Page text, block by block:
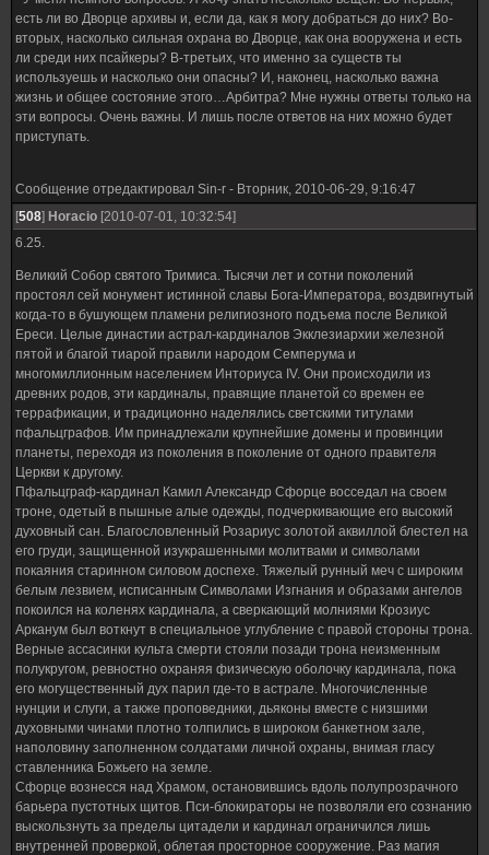
телепортация исчерпает всю силу кольца, и тебе придётся как можно быстрее
зарядить его вновь, до этого момента ты будешь полностью виден в варпе и тут
я ничем тебе помочь не смогу.
Для успеха твоей миссии, я отвлеку внимание инквизиторов с помощью кое
кого, скажем так экзотических существ. Пока большая часть дворца будет
занята ими, ты сможешь выполнить задания, но учти, эти существа не делят на
своих и чужих, и при встрече могут атаковать тебя. Еще учти, что единственный
иначе ничего не получитcя.
Итак.....Я всё сказал
Если у тебя есть вопросы касающиеся этой миссии, задавай их прямо сейчас,
Фигура застыла, вперившись в Дериора незримыми глазами
есть ли во Дворце архивы и, если да, как я могу добраться до них? Во-
вторых, насколько сильная охрана во Дворце, как она вооружена и есть
ли среди них псайкеры? В-третьих, что именно за существ ты
используешь и насколько они опасны? И, наконец, насколько важна
жизнь и общее состояние этого…Арбитра? Мне нужны ответы только на
эти вопросы. Очень важны. И лишь после ответов на них можно будет
приступать.
Сообщение отредактировал Sin-r - Вторник, 2010-06-29, 9:16:47
[508] Horacio [2010-07-01, 10:32:54]
6.25.
Великий Собор святого Тримиса. Тысячи лет и сотни поколений
простоял сей монумент истинной славы Бога-Императора, воздвигнутый
когда-то в бушующем пламени религиозного подъема после Великой
Ереси. Целые династии астрал-кардиналов Экклезиархии железной
пятой и благой тиарой правили народом Семперума и
многомиллионным населением Инториуса IV. Они происходили из
древних родов, эти кардиналы, правящие планетой со времен ее
террафикации, и традиционно наделялись светскими титулами
пфальцграфов. Им принадлежали крупнейшие домены и провинции
планеты, переходя из поколения в поколение от одного правителя
Церкви к другому.
Пфальцграф-кардинал Камил Александр Сфорце восседал на своем
троне, одетый в пышные алые одежды, подчеркивающие его высокий
духовный сан. Благословленный Розариус золотой аквиллой блестел на
его груди, защищенной изукрашенными молитвами и символами
покаяния старинном силовом доспехе. Тяжелый рунный меч с широким
белым лезвием, исписанным Символами Изгнания и образами ангелов
покоился на коленях кардинала, а сверкающий молниями Крозиус
Арканум был воткнут в специальное углубление с правой стороны трона.
Верные ассасинки культа смерти стояли позади трона неизменным
полукругом, ревностно охраняя физическую оболочку кардинала, пока
его могущественный дух парил где-то в астрале. Многочисленные
нунции и слуги, а также проповедники, дьяконы вместе с низшими
духовными чинами плотно толпились в широком банкетном зале,
наполовину заполненном солдатами личной охраны, внимая гласу
ставленника Божьего на земле.
Сфорце вознесся над Храмом, остановившись вдоль полупрозрачного
барьера пустотных щитов. Пси-блокираторы не позволяли его сознанию
выскользнуть за пределы цитадели и кардинал ограничился лишь
внутренней проверкой, облетая просторное сооружение. Раз магия